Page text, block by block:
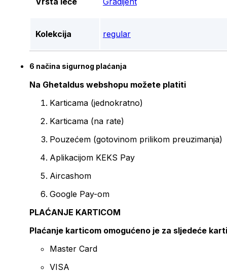
Kolekcija regular
6 načina sigurnog plaćanja
Na Ghetaldus webshopu možete platiti
Karticama (jednokratno)
Karticama (na rate)
Pouzećem (gotovinom prilikom preuzimanja)
Aplikacijom KEKS Pay
Aircashom
Google Pay-om
PLAĆANJE KARTICOM
Plaćanje karticom omogućeno je za sljedeće
Master Card
VISA